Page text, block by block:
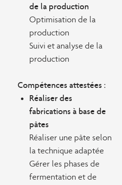
de la production
Optimisation de la
production
Suivi et analyse de la
production
Compétences attestées :
Réaliser des
fabrications à base de
pâtes
Réaliser une pâte selon
la technique adaptée
Gérer les phases de
fermentation et de